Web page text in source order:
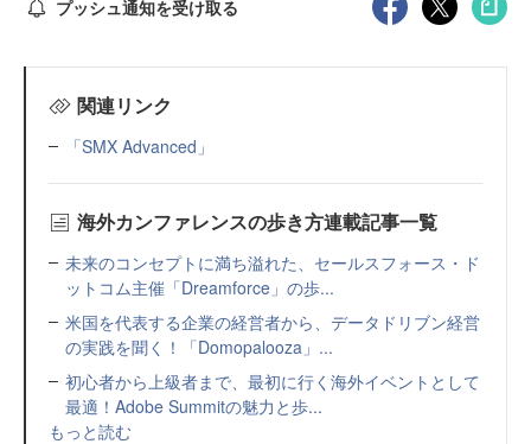
プッシュ通知を受け取る
関連リンク
「SMX Advanced」
海外カンファレンスの歩き方連載記事一覧
未来のコンセプトに満ち溢れた、セールスフォース・ド
ットコム主催「Dreamforce」の歩...
米国を代表する企業の経営者から、データドリブン経営
の実践を聞く！「Domopalooza」...
初心者から上級者まで、最初に行く海外イベントとして
最適！Adobe Summitの魅力と歩...
もっと読む